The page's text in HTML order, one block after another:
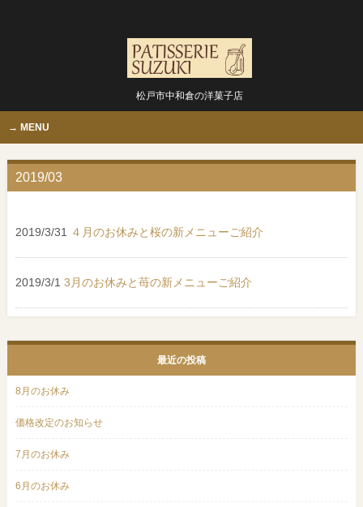
松戸市中和倉の洋菓子店
MENU
2019/03
2019/3/31 ４月のお休みと桜の新メニューご紹介
2019/3/1 3月のお休みと苺の新メニューご紹介
最近の投稿
8月のお休み
価格改定のお知らせ
7月のお休み
6月のお休み